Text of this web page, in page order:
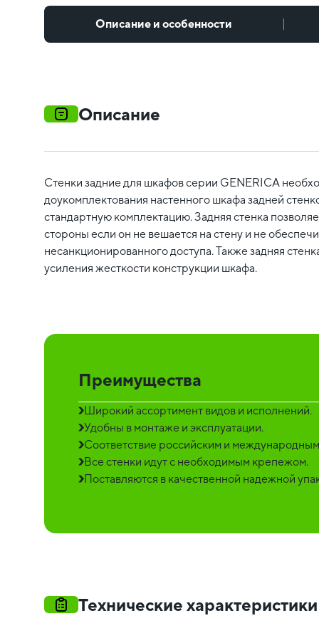
Описание и особенности
Описание
Стенки задние для шкафов серии GENERICA
доукомплектования настенного шкафа задней
стандартную комплектацию. Задняя стенка
стороны если он не вешается на стену и не
несанкционированного доступа. Также задняя
усиления жесткости конструкции шкафа.
Преимущества
Широкий ассортимент видов и исполнений.
Удобны в монтаже и эксплуатации.
Соответствие российским и
Все стенки идут с необходимым крепежом.
Поставляются в качественной надежной
Технические характеристики